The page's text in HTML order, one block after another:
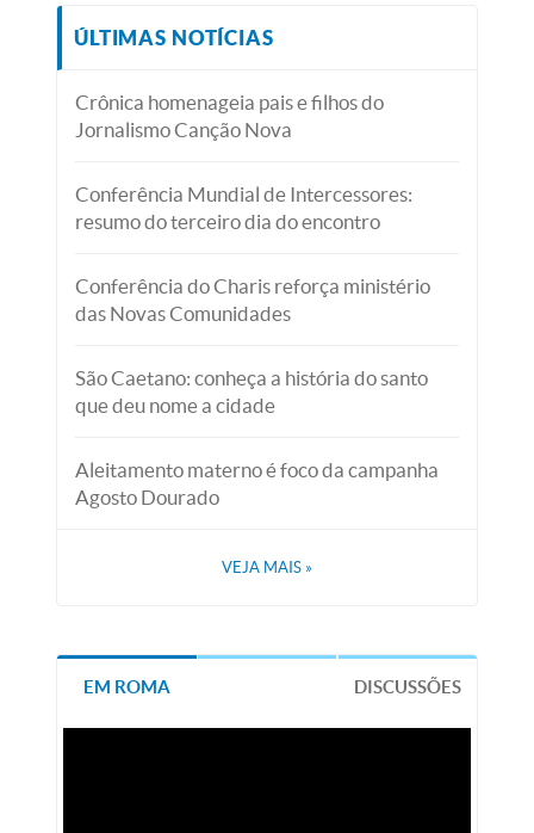
ÚLTIMAS NOTÍCIAS
Crônica homenageia pais e filhos do
Jornalismo Canção Nova
Conferência Mundial de Intercessores:
resumo do terceiro dia do encontro
Conferência do Charis reforça ministério
das Novas Comunidades
São Caetano: conheça a história do santo
que deu nome a cidade
Aleitamento materno é foco da campanha
Agosto Dourado
VEJA MAIS »
EM ROMA DISCUSSÕES